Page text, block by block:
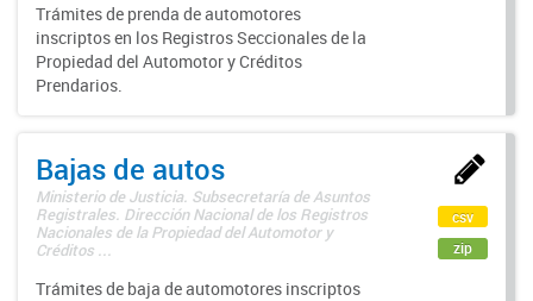
Trámites de prenda de automotores
inscriptos en los Registros Seccionales de la
Propiedad del Automotor y Créditos
Prendarios.
Bajas de autos
Ministerio de Justicia. Subsecretaría de Asuntos
Registrales. Dirección Nacional de los Registros
Nacionales de la Propiedad del Automotor y
Créditos ...
Trámites de baja de automotores inscriptos
csv
zip